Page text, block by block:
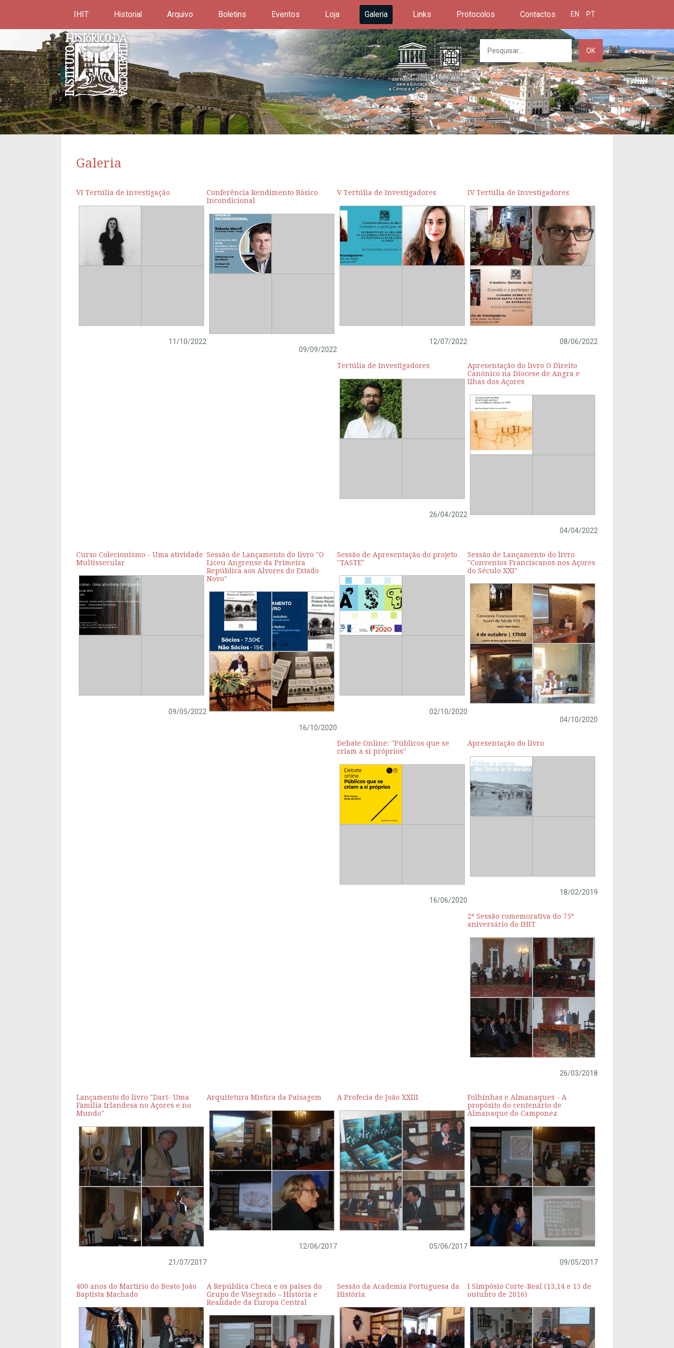
IHIT Historial Arquivo Boletins Eventos Loja Galeria Links Protocolos Contactos EN PT
OK
Galeria
VI Tertúlia de investigação
11/10/2022
Conferência Rendimento Básico
Incondicional
09/09/2022
V Tertúlia de Investigadores
12/07/2022
IV Tertúlia de Investigadores
08/06/2022
Tertúlia de Investigadores
26/04/2022
Apresentação do livro O Direito
Canónico na Diocese de Angra e
Ilhas dos Açores
04/04/2022
Curso Colecionismo - Uma atividade
Multissecular
09/05/2022
Sessão de Lançamento do livro "O
Liceu Angrense da Primeira
República aos Alvores do Estado
Novo"
16/10/2020
Sessão de Apresentação do projeto
"TASTE"
02/10/2020
Sessão de Lançamento do livro
"Conventos Franciscanos nos Açores
do Século XXI"
04/10/2020
Debate Online: "Públicos que se
criam a si próprios"
16/06/2020
Apresentação do livro
18/02/2019
2ª Sessão comemorativa do 75º
aniversário do IHIT
26/03/2018
Lançamento do livro "Dart- Uma
Família Irlandesa no Açores e no
Mundo"
21/07/2017
Arquitetura Mística da Paisagem
12/06/2017
A Profecia de João XXIII
05/06/2017
Folhinhas e Almanaques - A
propósito do centenário de
Almanaque do Camponez
09/05/2017
400 anos do Martírio do Beato João
Baptista Machado
A República Checa e os países do
Grupo de Visegrado – História e
Realidade da Europa Central
Sessão da Academia Portuguesa da
História
I Simpósio Corte-Real (13,14 e 15 de
outubro de 2016)